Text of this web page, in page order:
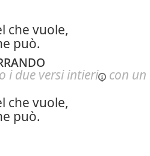
che vuole,
può.
i due versiintieri
con un
che vuole,
può.